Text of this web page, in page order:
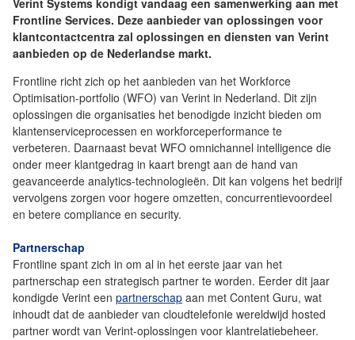
Verint Systems kondigt vandaag een samenwerking aan met
Frontline Services. Deze aanbieder van oplossingen voor
klantcontactcentra zal oplossingen en diensten van Verint
aanbieden op de Nederlandse markt.
Frontline richt zich op het aanbieden van het Workforce
Optimisation-portfolio (WFO) van Verint in Nederland. Dit zijn
oplossingen die organisaties het benodigde inzicht bieden om
klantenserviceprocessen en workforceperformance te
verbeteren. Daarnaast bevat WFO omnichannel intelligence die
onder meer klantgedrag in kaart brengt aan de hand van
geavanceerde analytics-technologieën. Dit kan volgens het bedrijf
vervolgens zorgen voor hogere omzetten, concurrentievoordeel
en betere compliance en security.
Partnerschap
Frontline spant zich in om al in het eerste jaar van het
partnerschap een strategisch partner te worden. Eerder dit jaar
kondigde Verint een partnerschap aan met Content Guru, wat
inhoudt dat de aanbieder van cloudtelefonie wereldwijd hosted
partner wordt van Verint-oplossingen voor klantrelatiebeheer.